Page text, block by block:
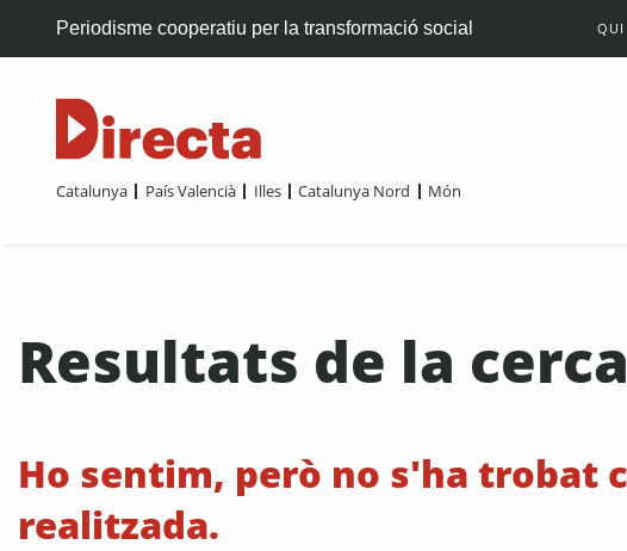
Periodisme cooperatiu per la transformació social QUI
Catalunya País Valencià Illes Catalunya Nord Món
Resultats de la
Ho sentim, però no s'ha trobat
realitzada.